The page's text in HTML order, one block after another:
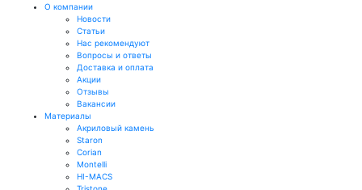
О компании
Новости
Статьи
Нас рекомендуют
Вопросы и ответы
Доставка и оплата
Акции
Отзывы
Вакансии
Материалы
Акриловый камень
Staron
Corian
Montelli
HI-MACS
Tristone